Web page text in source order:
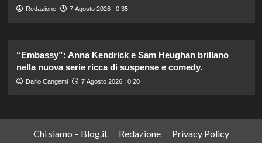
Redazione 7 Agosto 2026 : 0:35
“Embassy”: Anna Kendrick e Sam Heughan brillano
nella nuova serie ricca di suspense e comedy.
Dario Cangemi 7 Agosto 2026 : 0:20
Chi siamo – Blog.it Redazione Privacy Policy